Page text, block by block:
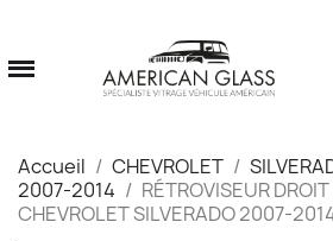
Accueil CHEVROLET
2007-2014
RÉTROVISEUR
CHEVROLET SILVERADO 2007-